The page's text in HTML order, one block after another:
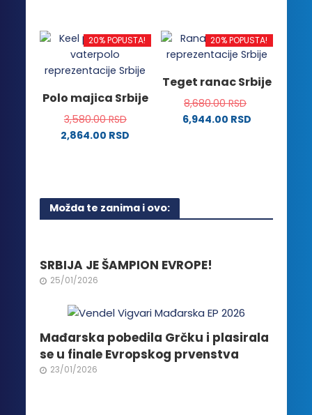
proizvoda.
proizvoda.
ima
više
varijanti.
mogu
biti
izabrane
više
varijanti.
mogu
biti
izabrane
20% POPUSTA!
Polo majica Srbije
3,580.00RSD
2,864.00 RSD
više
varijanti.
biti
izabrane
stranici
20% POPUSTA!
Teget ranac Srbije
8,680.00RSD
6,944.00 RSD
Možda te zanima i ovo:
SRBIJA JE ŠAMPION EVROPE!
25/01/2026
Mađarska pobedila Grčku i plasirala
se u finale Evropskog prvenstva
23/01/2026